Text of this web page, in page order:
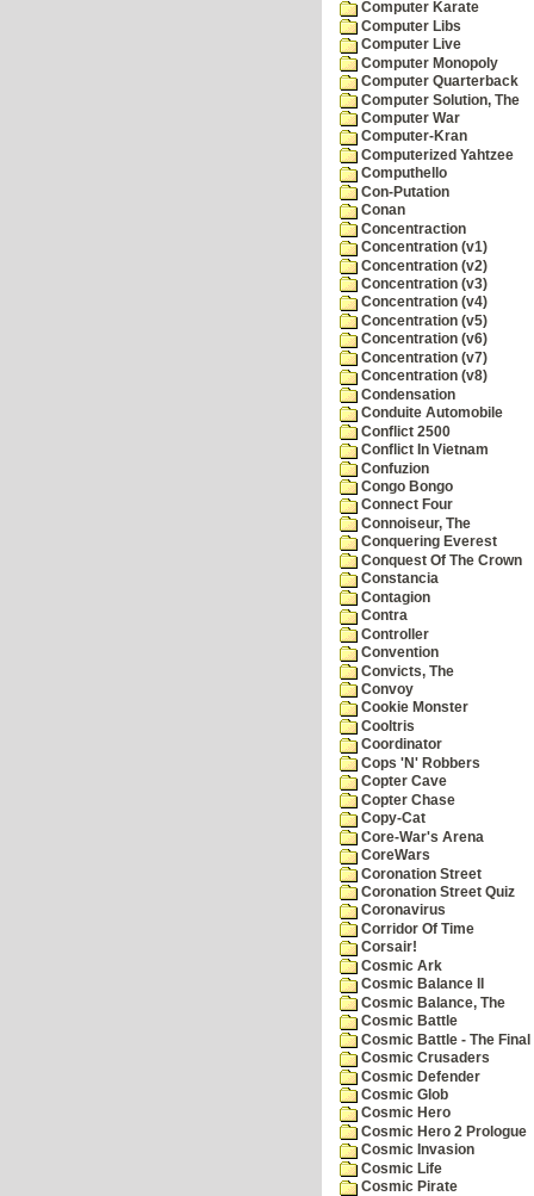
Computer Karate
Computer Libs
Computer Live
Computer Monopoly
Computer Quarterback
Computer Solution, The
Computer War
Computer-Kran
Computerized Yahtzee
Computhello
Con-Putation
Conan
Concentraction
Concentration (v1)
Concentration (v2)
Concentration (v3)
Concentration (v4)
Concentration (v5)
Concentration (v6)
Concentration (v7)
Concentration (v8)
Condensation
Conduite Automobile
Conflict 2500
Conflict In Vietnam
Confuzion
Congo Bongo
Connect Four
Connoiseur, The
Conquering Everest
Conquest Of The Crown
Constancia
Contagion
Contra
Controller
Convention
Convicts, The
Convoy
Cookie Monster
Cooltris
Coordinator
Cops 'N' Robbers
Copter Cave
Copter Chase
Copy-Cat
Core-War's Arena
CoreWars
Coronation Street
Coronation Street Quiz
Coronavirus
Corridor Of Time
Corsair!
Cosmic Ark
Cosmic Balance II
Cosmic Balance, The
Cosmic Battle
Cosmic Battle - The
Cosmic Crusaders
Cosmic Defender
Cosmic Glob
Cosmic Hero
Cosmic Hero 2 Prologue
Cosmic Invasion
Cosmic Life
Cosmic Pirate